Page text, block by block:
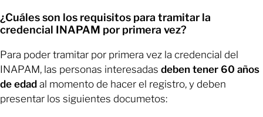
¿Cuáles son los requisitos para tramitar la
credencial INAPAM por primera vez?
Para poder tramitar por primera vez la credencial del
INAPAM, las personas interesadas deben tener 60 años
de edad al momento de hacer el registro, y deben
presentar los siguientes documetos: